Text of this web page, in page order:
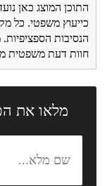
התוכן המוצג כאן
כייעוץ משפטי. כל
הנסיבות
חוות דעת משפטית
מלאו את